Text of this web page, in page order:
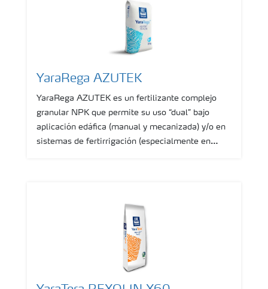
YaraRega AZUTEK
YaraRega AZUTEK es un fertilizante complejo
granular NPK que permite su uso “dual” bajo
aplicación edáfica (manual y mecanizada) y/o en
sistemas de fertirrigación (especialmente en